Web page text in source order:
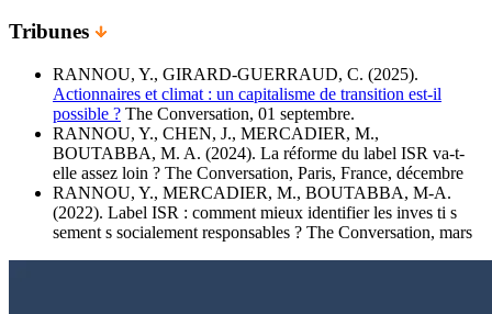
Tribunes
RANNOU, Y., GIRARD-GUERRAUD, C. (2025).
Actionnaires et climat : un capitalisme de transition est-il
possible ? The Conversation, 01 septembre.
RANNOU, Y., CHEN, J., MERCADIER, M.,
BOUTABBA, M. A. (2024). La réforme du label ISR va-t-
elle assez loin ? The Conversation, Paris, France, décembre
RANNOU, Y., MERCADIER, M., BOUTABBA, M-A.
(2022). Label ISR : comment mieux identifier les inves ti s
sement s socialement responsables ? The Conversation, mars